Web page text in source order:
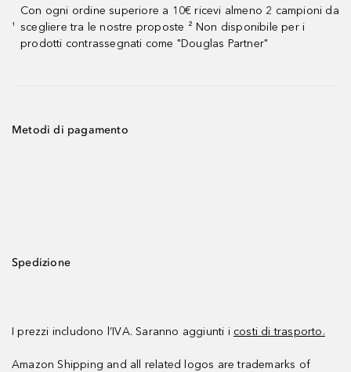
¹
Con ogni ordine superiore a 10€ ricevi almeno 2 campioni da
scegliere tra le nostre proposte ² Non disponibile per i
prodotti contrassegnati come "Douglas Partner"
Metodi di pagamento
Spedizione
I prezzi includono l’IVA. Saranno aggiunti i costi di trasporto.
Amazon Shipping and all related logos are trademarks of